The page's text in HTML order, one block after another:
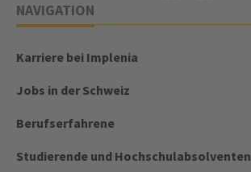
NAVIGATION
Karriere bei Implenia
Jobs in der Schweiz
Berufserfahrene
Studierende und Hochschulabsolventen